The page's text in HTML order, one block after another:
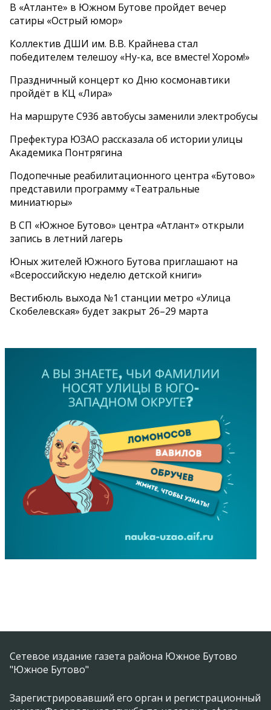
В «Атланте» в Южном Бутове пройдет вечер
сатиры «Острый юмор»
Коллектив ДШИ им. В.В. Крайнева стал
победителем телешоу «Ну-ка, все вместе! Хором!»
Праздничный концерт ко Дню космонавтики
пройдёт в КЦ «Лира»
На маршруте С936 автобусы заменили электробусы
Префектура ЮЗАО рассказала об истории улицы
Академика Понтрягина
Подопечные реабилитационного центра «Бутово»
представили программу «Театральные
миниатюры»
В СП «Южное Бутово» центра «Атлант» открыли
запись в летний лагерь
Юных жителей Южного Бутова приглашают на
«Всероссийскую неделю детской книги»
Вестибюль выхода №1 станции метро «Улица
Скобелевская» будет закрыт 26–29 марта
Сетевое издание газета района Южное Бутово
"Южное Бутово"
Зарегистрировавший его орган и регистрационный